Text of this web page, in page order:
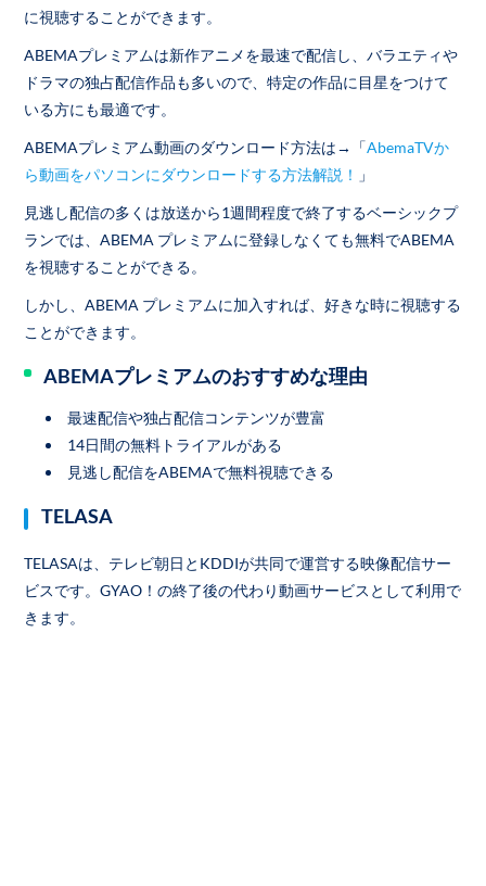
に視聴することができます。
ABEMAプレミアムは新作アニメを最速で配信し、バラエティや
ドラマの独占配信作品も多いので、特定の作品に目星をつけて
いる方にも最適です。
ABEMAプレミアム動画のダウンロード方法は→「AbemaTVか
ら動画をパソコンにダウンロードする方法解説！
」
見逃し配信の多くは放送から1週間程度で終了するベーシックプ
ランでは、ABEMA プレミアムに登録しなくても無料でABEMA
を視聴することができる。
しかし、ABEMA プレミアムに加入すれば、好きな時に視聴する
ことができます。
ABEMAプレミアムのおすすめな理由
最速配信や独占配信コンテンツが豊富
14日間の無料トライアルがある
見逃し配信をABEMAで無料視聴できる
TELASA
TELASAは、テレビ朝日とKDDIが共同で運営する映像配信サー
ビスです。GYAO！の終了後の代わり動画サービスとして利用で
きます。